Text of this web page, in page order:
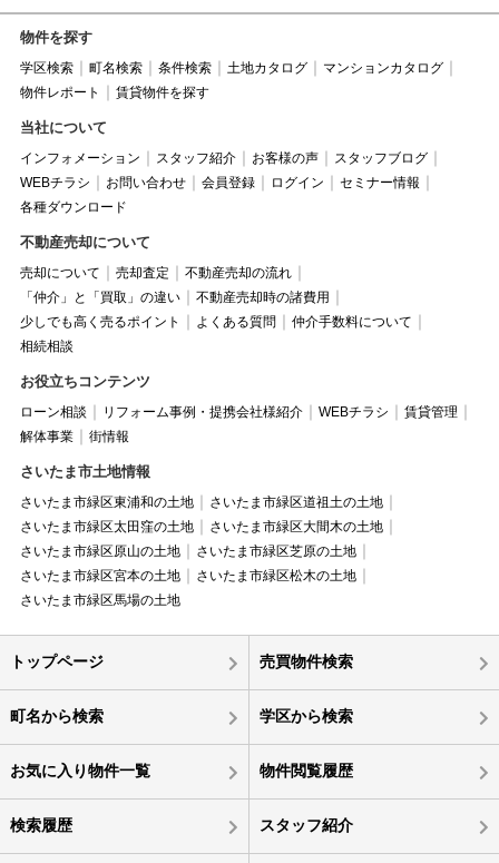
物件を探す
学区検索 町名検索 条件検索 土地カタログ
マンションカタログ
物件レポート
賃貸物件を探す
当社について
インフォメーション スタッフ紹介 お客様の声
スタッフブログ
WEBチラシ
お問い合わせ 会員登録 ログイン
セミナー情報
各種ダウンロード
不動産売却について
売却について 売却査定
不動産売却の流れ
「仲介」と「買取」の違い
不動産売却時の諸費用
少しでも高く売るポイント
よくある質問
仲介手数料について
相続相談
お役立ちコンテンツ
ローン相談 リフォーム事例・提携会社様紹介 WEBチラシ
賃貸管理
解体事業
街情報
さいたま市土地情報
さいたま市緑区東浦和の土地
さいたま市緑区道祖土の土地
さいたま市緑区太田窪の土地
さいたま市緑区大間木の土地
さいたま市緑区原山の土地
さいたま市緑区芝原の土地
さいたま市緑区宮本の土地
さいたま市緑区松木の土地
さいたま市緑区馬場の土地
トップページ 売買物件検索
町名から検索 学区から検索
お気に入り物件一覧 物件閲覧履歴
検索履歴 スタッフ紹介